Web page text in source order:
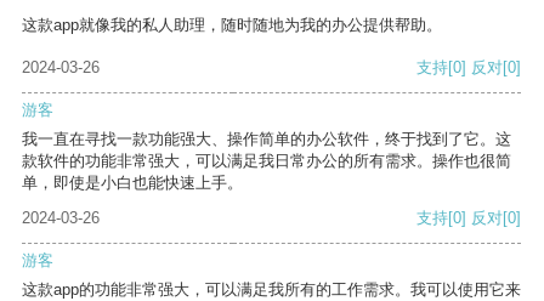
这款app就像我的私人助理，随时随地为我的办公提供帮助。
2024-03-26 支持[0] 反对[0]
游客
我一直在寻找一款功能强大、操作简单的办公软件，终于找到了它。这
款软件的功能非常强大，可以满足我日常办公的所有需求。操作也很简
单，即使是小白也能快速上手。
2024-03-26
支持[0] 反对[0]
游客
这款app的功能非常强大，可以满足我所有的工作需求。我可以使用它来